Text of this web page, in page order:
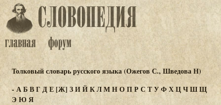
Толковый словарь русского языка (Ожегов С., Шведова Н)
-АБВГДЕ[Ж] ЗИЙКЛМНОПР С ТУФХЦЧШЩ
Э Ю Я